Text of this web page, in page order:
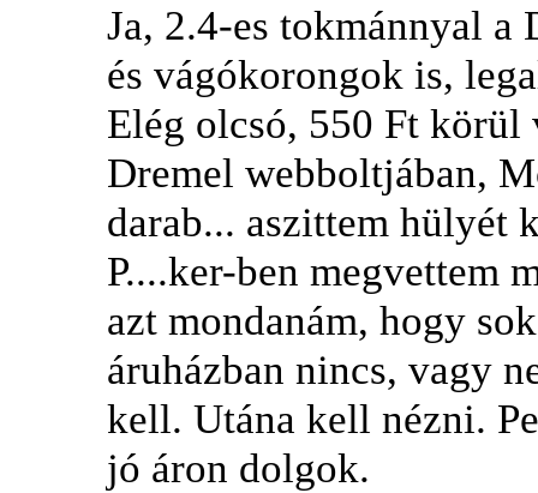
Ja, 2.4-es tokmánnyal
és vágókorongok is,
Elég olcsó, 550 Ft körül
Dremel webboltjában,
darab... aszittem hülyét
P....ker-ben megvettem
azt mondanám, hogy
áruházban nincs, vagy
kell. Utána kell nézni.
jó áron dolgok.